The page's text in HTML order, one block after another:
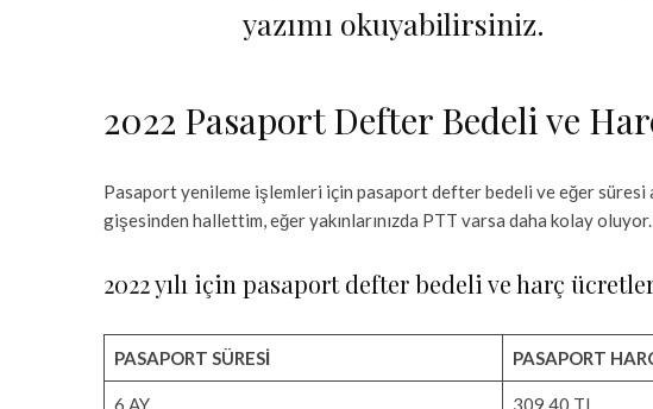
yazımı okuyabilirsiniz.
2022 Pasaport Defter Bedeli ve
Pasaport yenileme işlemleri için pasaport defter bedeli ve eğer süresi
gişesinden hallettim, eğer yakınlarınızda PTT varsa daha kolay
2022 yılı için pasaport defter bedeli ve harç
PASAPORT SÜRESİ PASAPORT
6 AY 309.40 TL